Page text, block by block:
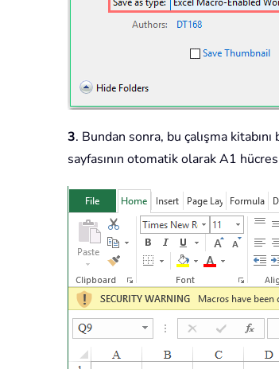
3. Bundan sonra, bu çalışma
sayfasının otomatik olarak A1